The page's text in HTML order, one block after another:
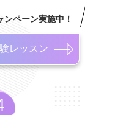
ペーン実施中！
レッスン